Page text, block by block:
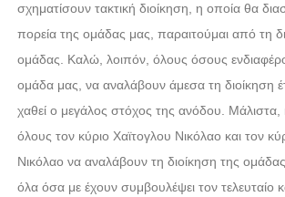
σχηματίσουν τακτική διοίκηση, η οποία θα
πορεία της ομάδας μας, παραιτούμαι από τη
ομάδας. Καλώ, λοιπόν, όλους όσους
ομάδα μας, να αναλάβουν άμεσα τη διοίκηση
χαθεί ο μεγάλος στόχος της ανόδου.
όλους τον κύριο Χαϊτογλου Νικόλαο και τον
Νικόλαο να αναλάβουν τη διοίκηση της
όλα όσα με έχουν συμβουλέψει τον τελευταίο